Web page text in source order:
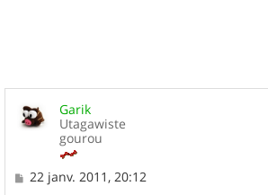
Garik
Utagawiste
gourou
M
22 janv. 2011, 20:12